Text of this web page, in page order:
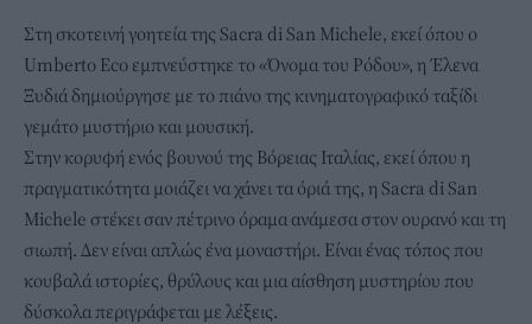
Στη σκοτεινή γοητεία της Sacra di San Michele, εκεί όπου ο
Umberto Eco εμπνεύστηκε το «Όνομα του Ρόδου», η Έλενα
Ξυδιά δημιούργησε με το πιάνο της κινηματογραφικό ταξίδι
γεμάτο μυστήριο και μουσική.
Στην κορυφή ενός βουνού της Βόρειας Ιταλίας, εκεί όπου η
πραγματικότητα μοιάζει να χάνει τα όριά της, η Sacra di San
Michele στέκει σαν πέτρινο όραμα ανάμεσα στον ουρανό και τη
σιωπή. Δεν είναι απλώς ένα μοναστήρι. Είναι ένας τόπος που
κουβαλά ιστορίες, θρύλους και μια αίσθηση μυστηρίου που
δύσκολα περιγράφεται με λέξεις.